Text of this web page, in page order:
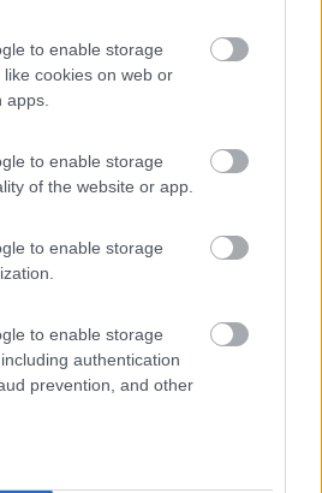
to enable storage
cookies on web or
to enable storage
of the website or app.
to enable storage
to enable storage
authentication
prevention, and other
23:41:59
del05/02/2019alle
di .....spazio. Grazie e ciao. Alpinalf
non ho letto nulla.
( in vista come in un posteggio
sosta più fa discutere )
alla esterno finisce nello stallo a
un furgone sia legittimo farlo .e
e sopratutto si comincia con lo
"comodo" ( gli evita di andare in in